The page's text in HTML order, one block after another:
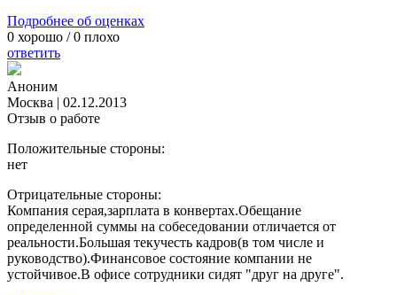
Подробнее об оценках
0 хорошо /0 плохо
ответить
Аноним
Москва | 02.12.2013
Отзыв о работе
Положительные стороны:
нет
Отрицательные стороны:
Компания серая,зарплата в конвертах.Обещание
определенной суммы на собеседовании отличается от
реальности.Большая текучесть кадров(в том числе и
руководство).Финансовое состояние компании не
устойчивое.В офисе сотрудники сидят "друг на друге".